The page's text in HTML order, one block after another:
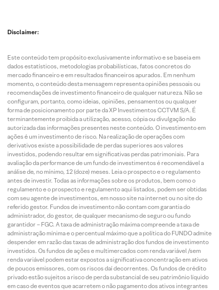
Disclaimer:
Este conteúdo tem propósito exclusivamente informativo e se baseia em
dados estatísticos, metodologias probabilísticas, fatos concretos do
mercado financeiro e em resultados financeiros apurados. Em nenhum
momento, o conteúdo desta mensagem representa opiniões pessoais ou
recomendações de investimento financeiro de qualquer natureza. Não se
configuram, portanto, como ideias, opiniões, pensamentos ou qualquer
forma de posicionamento por parte da XP Investimentos CCTVM S/A. É
terminantemente proibida a utilização, acesso, cópia ou divulgação não
autorizada das informações presentes neste conteúdo. O investimento em
ações é um investimento de risco. Na realização de operações com
derivativos existe a possibilidade de perdas superiores aos valores
investidos, podendo resultar em significativas perdas patrimoniais. Para
avaliação da performance de um fundo de investimentos é recomendável a
análise de, no mínimo, 12 (doze) meses. Leia o prospecto e o regulamento
antes de investir. Todas as informações sobre os produtos, bem como o
regulamento e o prospecto e regulamento aqui listados, podem ser obtidas
com seu agente de investimentos, em nosso site na internet ou no site do
referido gestor. Fundos de investimento não contam com garantia do
administrador, do gestor, de qualquer mecanismo de seguro ou fundo
garantidor – FGC. A taxa de administração máxima compreende a taxa de
administração mínima e o percentual máximo que a política do FUNDO admite
despender em razão das taxas de administração dos fundos de investimento
investidos. Os fundos de ações e multimercados com renda variável /sem
renda variável podem estar expostos a significativa concentração em ativos
de poucos emissores, com os riscos daí decorrentes. Os fundos de crédito
privado estão sujeitos a risco de perda substancial de seu patrimônio líquido
em caso de eventos que acarretem o não pagamento dos ativos integrantes